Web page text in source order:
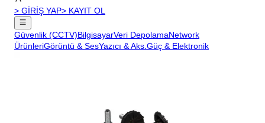
> GİRİŞ YAP> KAYIT OL
Güvenlik (CCTV)BilgisayarVeri DepolamaNetwork
ÜrünleriGörüntü & SesYazıcı & Aks.Güç & Elektronik